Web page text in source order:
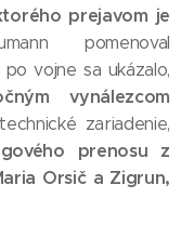
prejavom je
pomenoval
vojne sa ukázalo,
vynálezcom
zariadenie,
prenosu z
Orsič a Zigrun,